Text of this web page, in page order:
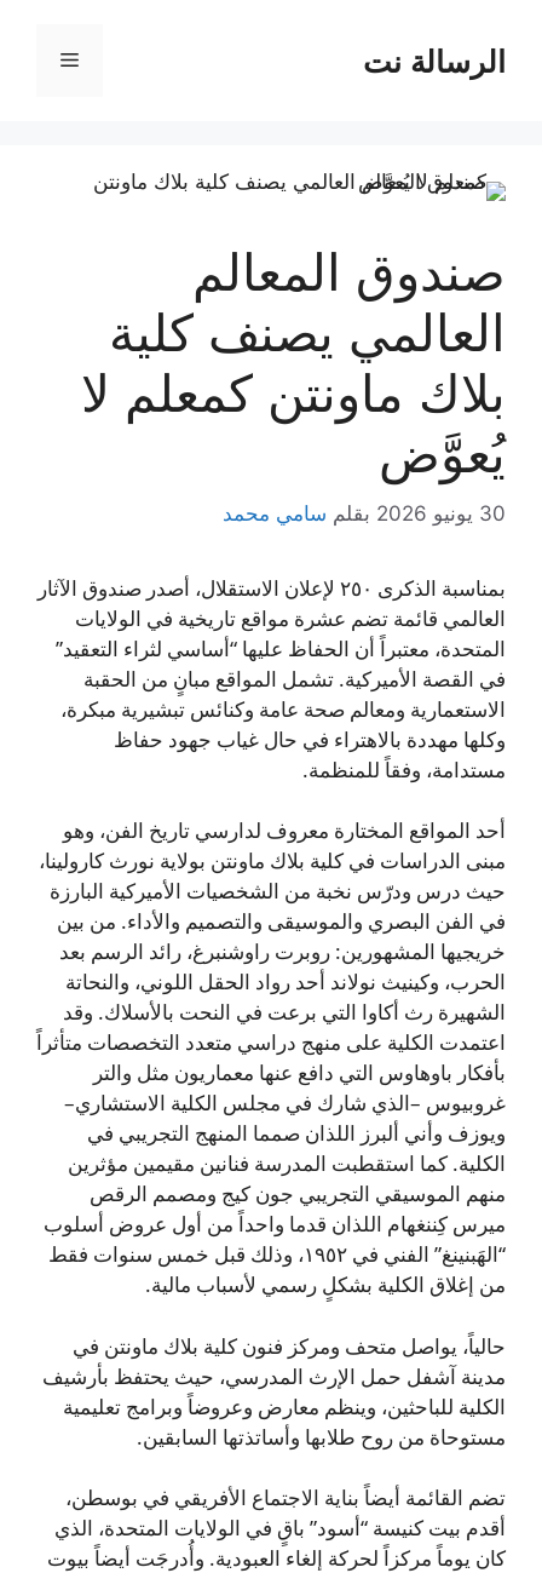
المحتوىالرسالة نت القائمة
صندوق المعالم
العالمي يصنف كلية
بلاك ماونتن كمعلم لا
يُعوَّض
30 يونيو 2026 بقلم سامي محمد
بمناسبة الذكرى ٢٥٠ لإعلان الاستقلال، أصدر صندوق الآثار
العالمي قائمة تضم عشرة مواقع تاريخية في الولايات
المتحدة، معتبراً أن الحفاظ عليها “أساسي لثراء التعقيد”
في القصة الأميركية. تشمل المواقع مبانٍ من الحقبة
الاستعمارية ومعالم صحة عامة وكنائس تبشيرية مبكرة،
وكلها مهددة بالاهتراء في حال غياب جهود حفاظ
مستدامة، وفقاً للمنظمة.
أحد المواقع المختارة معروف لدارسي تاريخ الفن، وهو
مبنى الدراسات في كلية بلاك ماونتن بولاية نورث كارولينا،
حيث درس ودرّس نخبة من الشخصيات الأميركية البارزة
في الفن البصري والموسيقى والتصميم والأداء. من بين
خريجيها المشهورين: روبرت راوشنبرغ، رائد الرسم بعد
الحرب، وكينيث نولاند أحد رواد الحقل اللوني، والنحاتة
الشهيرة رث أكاوا التي برعت في النحت بالأسلاك. وقد
اعتمدت الكلية على منهج دراسي متعدد التخصصات متأثراً
بأفكار باوهاوس التي دافع عنها معماريون مثل والتر
غروبيوس –الذي شارك في مجلس الكلية الاستشاري–
ويوزف وأني ألبرز اللذان صمما المنهج التجريبي في
الكلية. كما استقطبت المدرسة فنانين مقيمين مؤثرين
منهم الموسيقي التجريبي جون كيج ومصمم الرقص
ميرس كِننغهام اللذان قدما واحداً من أول عروض أسلوب
“الهَبنينغ” الفني في ١٩٥٢، وذلك قبل خمس سنوات فقط
من إغلاق الكلية بشكلٍ رسمي لأسباب مالية.
حالياً، يواصل متحف ومركز فنون كلية بلاك ماونتن في
مدينة آشفل حمل الإرث المدرسي، حيث يحتفظ بأرشيف
الكلية للباحثين، وينظم معارض وعروضاً وبرامج تعليمية
مستوحاة من روح طلابها وأساتذتها السابقين.
تضم القائمة أيضاً بناية الاجتماع الأفريقي في بوسطن،
أقدم بيت كنيسة “أسود” باقٍ في الولايات المتحدة، الذي
كان يوماً مركزاً لحركة إلغاء العبودية. وأُدرجَت أيضاً بيوت